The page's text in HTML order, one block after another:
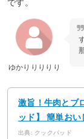
です。
ゆかりりりりり
激旨！牛肉とブ
ッド】 簡単お
出典: クックパッド